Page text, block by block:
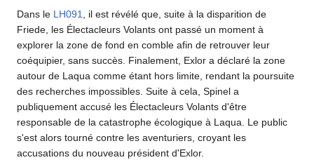
Dans le LH091, il est révélé que, suite à la disparition de
Friede, les Électacleurs Volants ont passé un moment à
explorer la zone de fond en comble afin de retrouver leur
coéquipier, sans succès. Finalement, Exlor a déclaré la zone
autour de Laqua comme étant hors limite, rendant la poursuite
des recherches impossibles. Suite à cela, Spinel a
publiquement accusé les Électacleurs Volants d'être
responsable de la catastrophe écologique à Laqua. Le public
s'est alors tourné contre les aventuriers, croyant les
accusations du nouveau président d'Exlor.